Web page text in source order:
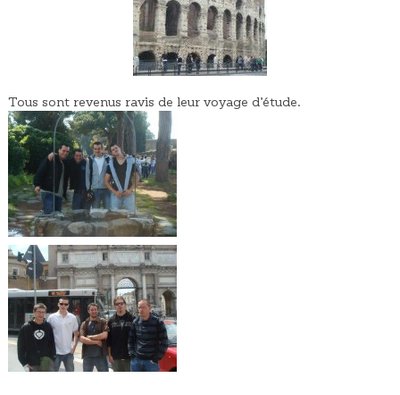
Tous sont revenus ravis de leur voyage d’étude.